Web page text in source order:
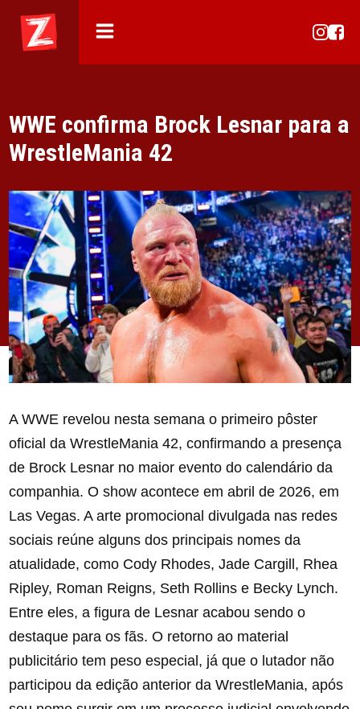
WWE confirma Brock Lesnar para a
WrestleMania 42
A WWE revelou nesta semana o primeiro pôster
oficial da WrestleMania 42, confirmando a presença
de Brock Lesnar no maior evento do calendário da
companhia. O show acontece em abril de 2026, em
Las Vegas. A arte promocional divulgada nas redes
sociais reúne alguns dos principais nomes da
atualidade, como Cody Rhodes, Jade Cargill, Rhea
Ripley, Roman Reigns, Seth Rollins e Becky Lynch.
Entre eles, a figura de Lesnar acabou sendo o
destaque para os fãs. O retorno ao material
publicitário tem peso especial, já que o lutador não
participou da edição anterior da WrestleMania, após